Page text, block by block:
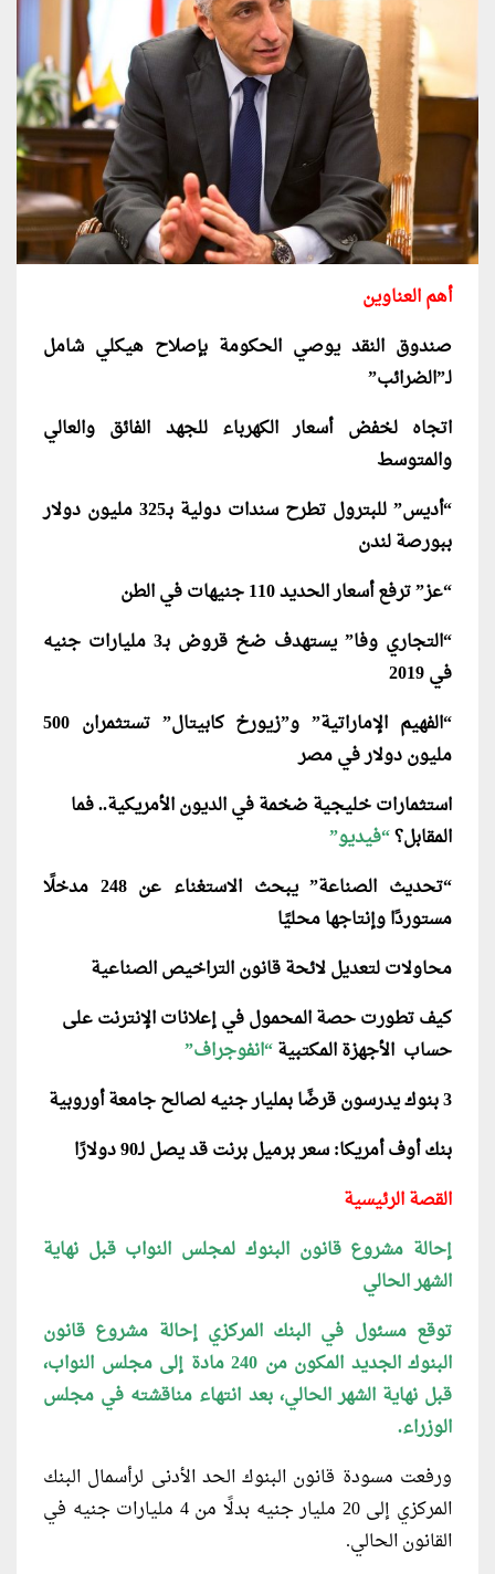
أهم العناوين
صندوق النقد يوصي الحكومة بإصلاح هيكلي شامل
لـ”الضرائب”
اتجاه لخفض أسعار الكهرباء للجهد الفائق والعالي
والمتوسط
“أديس” للبترول تطرح سندات دولية بـ325 مليون دولار
ببورصة لندن
“عز” ترفع أسعار الحديد 110 جنيهات في الطن
“التجاري وفا” يستهدف ضخ قروض بـ3 مليارات جنيه
في 2019
“الفهيم اﻹماراتية” و”زيورخ كابيتال” تستثمران 500
مليون دولار في مصر
استثمارات خليجية ضخمة في الديون الأمريكية.. فما
المقابل؟“فيديو”
“تحديث الصناعة” يبحث الاستغناء عن 248 مدخلًا
مستوردًا وإنتاجها محليًا
محاولات لتعديل لائحة قانون التراخيص الصناعية
كيف تطورت حصة المحمول في إعلانات الإنترنت على
حساب الأجهزة المكتبية“انفوجراف”
3 بنوك يدرسون قرضًا بمليار جنيه لصالح جامعة أوروبية
بنك أوف أمريكا: سعر برميل برنت قد يصل لـ90 دولارًا
القصة الرئيسية
إحالة مشروع قانون البنوك لمجلس النواب قبل نهاية
الشهر الحالي
توقع مسئول في البنك المركزي إحالة مشروع قانون
البنوك الجديد المكون من 240 مادة إلى مجلس النواب،
قبل نهاية الشهر الحالي، بعد انتهاء مناقشته في مجلس
الوزراء.
ورفعت مسودة قانون البنوك الحد الأدنى لرأسمال البنك
المركزي إلى 20 مليار جنيه بدلًا من 4 مليارات جنيه في
القانون الحالي.